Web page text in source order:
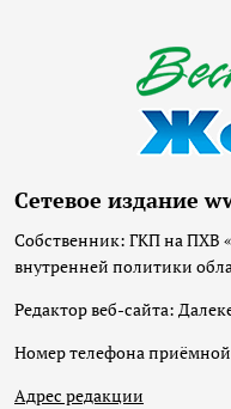
Сетевое издание
Собственник: ГКП на ПХВ
внутренней политики
Редактор веб-сайта:
Номер телефона
Адрес редакции